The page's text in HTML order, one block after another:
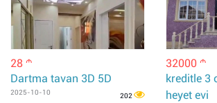
28 m
Dartma tavan 3D 5D
2025-10-10 202
32000 m
kreditle 3
heyet evi